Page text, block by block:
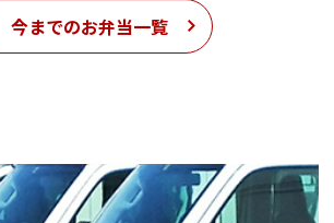
今までのお弁当一覧